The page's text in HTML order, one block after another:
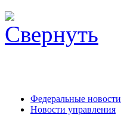
Федеральные новости
Новости управления